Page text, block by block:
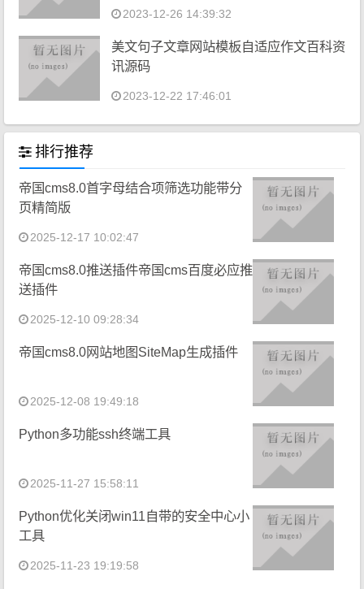
2023-12-26 14:39:32
美文句子文章网站模板自适应作文百科资
讯源码
2023-12-22 17:46:01
排行推荐
帝国cms8.0首字母结合项筛选功能带分
页精简版
2025-12-17 10:02:47
帝国cms8.0推送插件帝国cms百度必应推
送插件
2025-12-10 09:28:34
帝国cms8.0网站地图SiteMap生成插件
2025-12-08 19:49:18
Python多功能ssh终端工具
2025-11-27 15:58:11
Python优化关闭win11自带的安全中心小
工具
2025-11-23 19:19:58